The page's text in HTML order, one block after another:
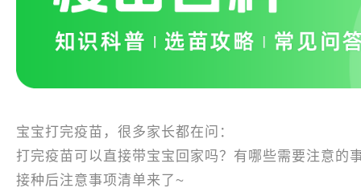
宝宝打完疫苗，很多家长都在问：
打完疫苗可以直接带宝宝回家吗？有哪些需要注意的
接种后注意事项清单来了~